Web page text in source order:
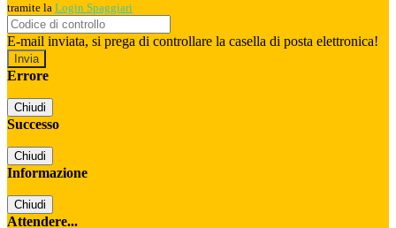
tramite la Login Spaggiari
E-mail inviata, si prega di controllare la casella di posta elettronica!
Errore
Chiudi
Successo
Chiudi
Informazione
Chiudi
Attendere...